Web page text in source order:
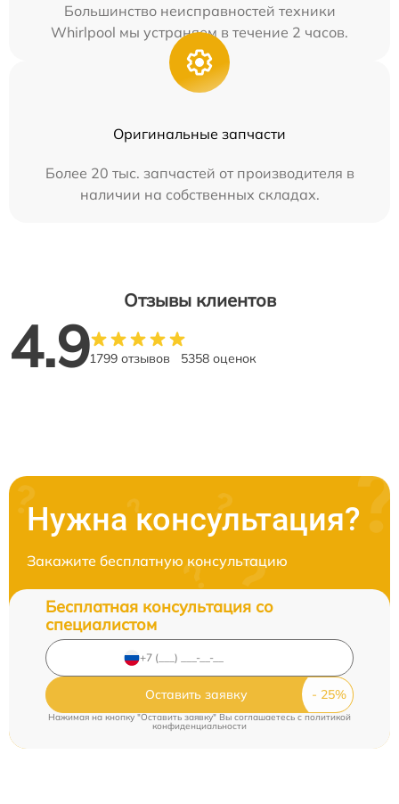
Большинство неисправностей техники
Whirlpool мы устраняем в течение 2 часов.
Оригинальные запчасти
Более 20 тыс. запчастей от производителя в
наличии на собственных складах.
Отзывы клиентов
4.91799 отзывов 5358 оценок
Нужна консультация?
Закажите бесплатную консультацию
Бесплатная консультация со
специалистом
Оставить заявку
Нажимая на кнопку "Оставить заявку" Вы соглашаетесь cполитикой
конфиденциальности